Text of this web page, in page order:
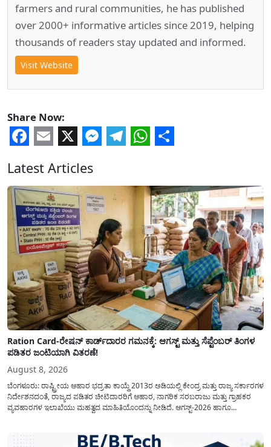
farmers and rural communities, he has published
over 2000+ informative articles since 2019, helping
thousands of readers stay updated and informed.
Visit Website
Share Now:
Latest Articles
Ration Card-ರೇಷನ್ ಕಾರ್ಡ್‍ದಾರರ ಗಮನಕ್ಕೆ: ಆಗಸ್ಟ್ ಮತ್ತು ಸೆಪ್ಟೆಂಬರ್ ತಿಂಗಳ
ಪಡಿತರ ಜಂಟಿಯಾಗಿ ವಿತರಣೆ!
August 8, 2026
ಬೆಂಗಳೂರು: ರಾಷ್ಟ್ರೀಯ ಆಹಾರ ಭದ್ರತಾ ಕಾಯ್ದೆ 2013ರ ಅಡಿಯಲ್ಲಿ ಕೇಂದ್ರ ಮತ್ತು ರಾಜ್ಯ ಸರ್ಕಾರಗಳ
ನಿರ್ದೇಶನದಂತೆ, ರಾಜ್ಯದ ಪಡಿತರ ಚೀಟಿದಾರರಿಗೆ ಆಹಾರ, ನಾಗರಿಕ ಸರಬರಾಜು ಮತ್ತು ಗ್ರಾಹಕರ
ವ್ಯವಹಾರಗಳ ಇಲಾಖೆಯು ಮಹತ್ವದ ಮಾಹಿತಿಯೊಂದನ್ನು ನೀಡಿದೆ. ಆಗಸ್ಟ್-2026 ಹಾಗೂ